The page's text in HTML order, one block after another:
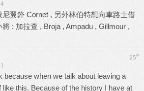
翼鋒 Cornet , 另外林伯特想向車路士借
: 加拉查 , Broja , Ampadu , Gillmour ,
25#
because when we talk about leaving a
like this. Because of the history I have at